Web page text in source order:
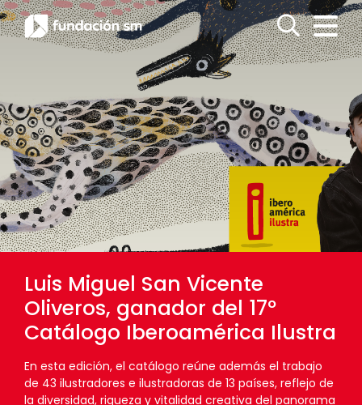
Luis Miguel San Vicente
Oliveros, ganador del 17º
Catálogo Iberoamérica Ilustra
En esta edición, el catálogo reúne además el trabajo
de 43 ilustradores e ilustradoras de 13 países, reflejo de
la diversidad, riqueza y vitalidad creativa del panorama